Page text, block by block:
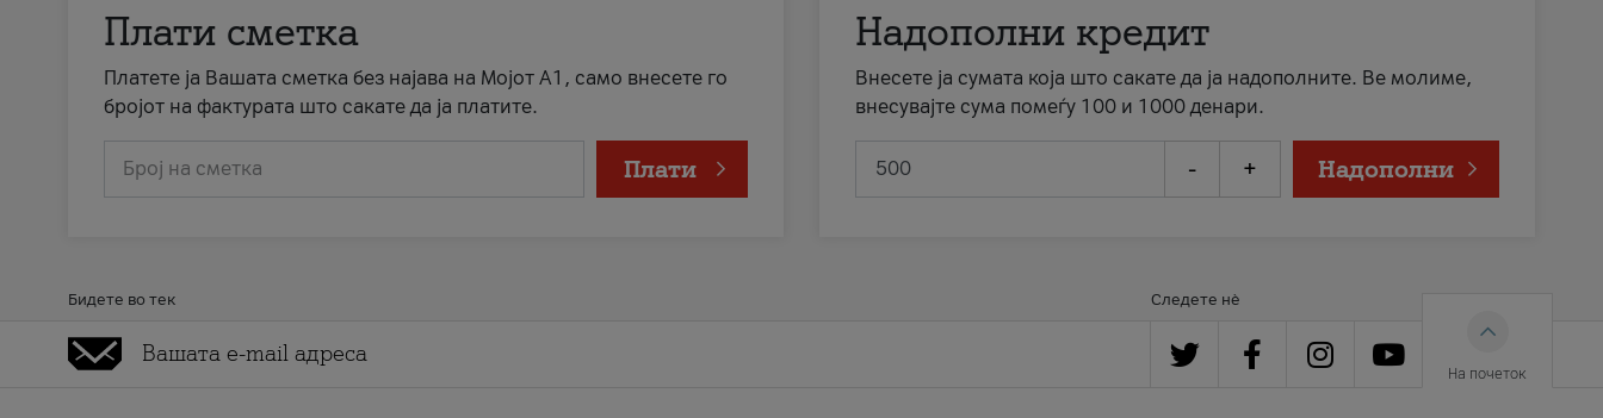
Плати сметка
Платете ја Вашата сметка без најава на Мојот А1, само внесете го
бројот на фактурата што сакате да ја платите.
Број на сметка Плати
Надополни кредит
Внесете ја сумата која што сакате да ја надополните. Ве молиме,
внесувајте сума помеѓу 100 и 1000 денари.
- + Надополни
Бидете во тек Следете нè
На почеток